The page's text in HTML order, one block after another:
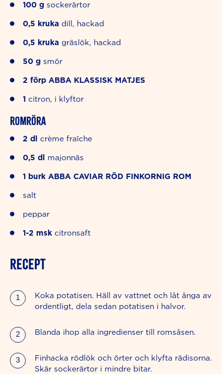
100 g sockerärtor
0,5 kruka dill, hackad
0,5 kruka gräslök, hackad
50 g smör
2 förp ABBA KLASSISK MATJES
1 citron, i klyftor
Romröra
2 dl crème fraîche
0,5 dl majonnäs
1 burk ABBA CAVIAR RÖD FINKORNIG ROM
salt
peppar
1-2 msk citronsaft
RECEPT
Koka potatisen. Häll av vattnet och låt ånga av
ordentligt, dela sedan potatisen i halvor.
Blanda ihop alla ingredienser till romsåsen.
Finhacka rödlök och örter och klyfta rädisorna.
Skär sockerärtor i mindre bitar.